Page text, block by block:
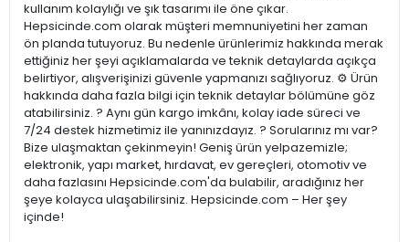
kullanım kolaylığı ve şık tasarımı ile öne çıkar.
Hepsicinde.com olarak müşteri memnuniyetini her zaman
ön planda tutuyoruz. Bu nedenle ürünlerimiz hakkında merak
ettiğiniz her şeyi açıklamalarda ve teknik detaylarda açıkça
belirtiyor, alışverişinizi güvenle yapmanızı sağlıyoruz. ⚙️ Ürün
hakkında daha fazla bilgi için teknik detaylar bölümüne göz
atabilirsiniz. ? Aynı gün kargo imkânı, kolay iade süreci ve
7/24 destek hizmetimiz ile yanınızdayız. ? Sorularınız mı var?
Bize ulaşmaktan çekinmeyin! Geniş ürün yelpazemizle;
elektronik, yapı market, hırdavat, ev gereçleri, otomotiv ve
daha fazlasını Hepsicinde.com'da bulabilir, aradığınız her
şeye kolayca ulaşabilirsiniz. Hepsicinde.com – Her şey
içinde!